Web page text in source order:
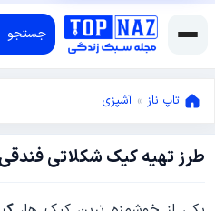
جستجو
تاپ ناز » آشپزی
طرز تهیه کیک شکلاتی
ژانویه
2022
ژانویه